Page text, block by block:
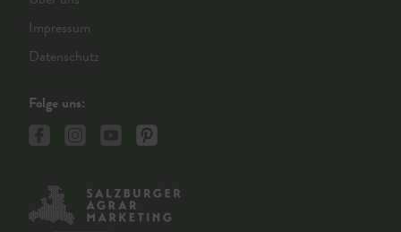
Impressum
Datenschutz
Folge uns: